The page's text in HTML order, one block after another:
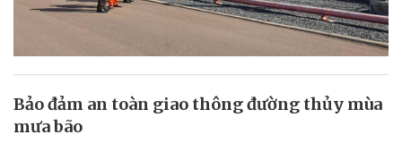
Bảo đảm an toàn giao thông đường thủy mùa
mưa bão